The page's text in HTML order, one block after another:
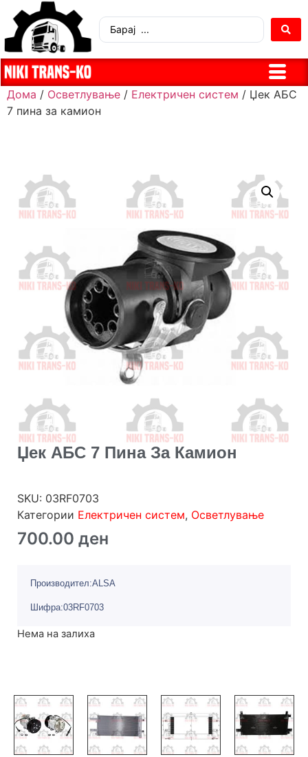
Дома / Осветлување / Електричен систем / Џек АБС
7 пина за камион
Џек АБС 7 Пина За Камион
SKU: 03RF0703
Категории Електричен систем, Осветлување
700.00 ден
Производител:ALSA
Шифра:03RF0703
Нема на залиха